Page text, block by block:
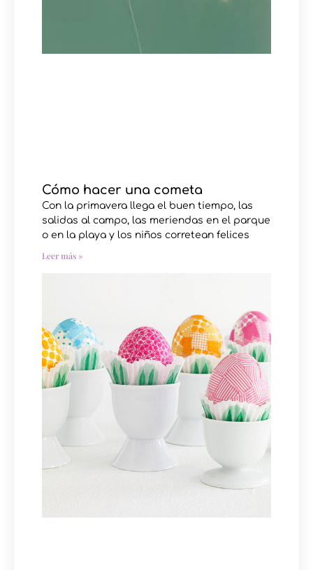
Cómo hacer una cometa
Con la primavera llega el buen tiempo, las
salidas al campo, las meriendas en el parque
o en la playa y los niños corretean felices
Leer más »